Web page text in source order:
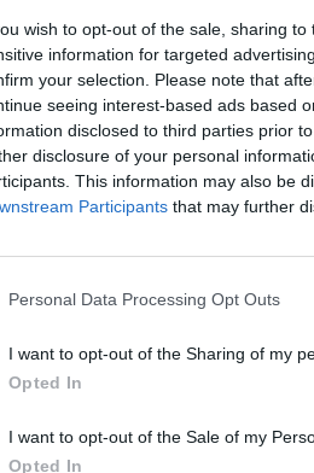
wish to opt-out of the sale, sharing
information for targeted
your selection. Please note that
seeing interest-based ads based
disclosed to third parties prior
disclosure of your personal
This information may also be
Participants that may further
Personal Data Processing Opt Outs
I want to opt-out of the Sharing of my
Opted In
I want to opt-out of the Sale of my
Opted In
2012
média de
a 35
Você se hospedaria
2012
En guise de
portait, sur le plan
Aucun dialogue